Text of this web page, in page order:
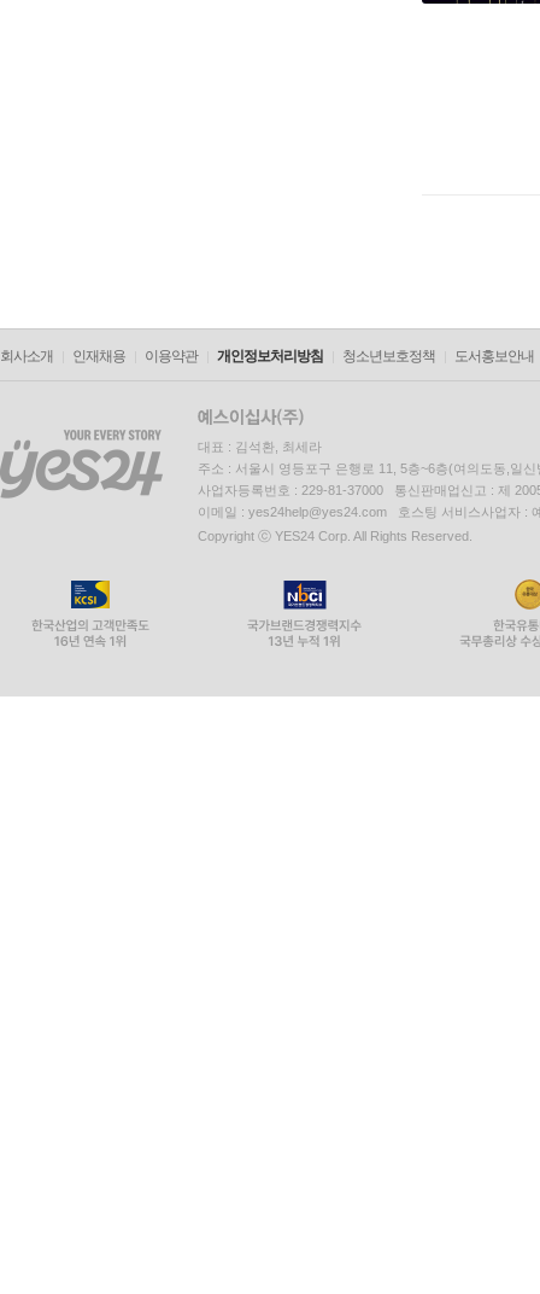
회사소개 인재채용 이용약관 개인정보처리방침 청소년보호정책 도서홍보안내
대표 : 김석환, 최세라
주소 : 서울시 영등포구 은행로 11, 5층~6층(여의도동,일신
사업자등록번호 : 229-81-37000 통신판매업신고 : 제
이메일 : yes24help@yes24.com 호스팅 서비스사업자 :
Copyright ⓒ YES24 Corp. All Rights Reserved.